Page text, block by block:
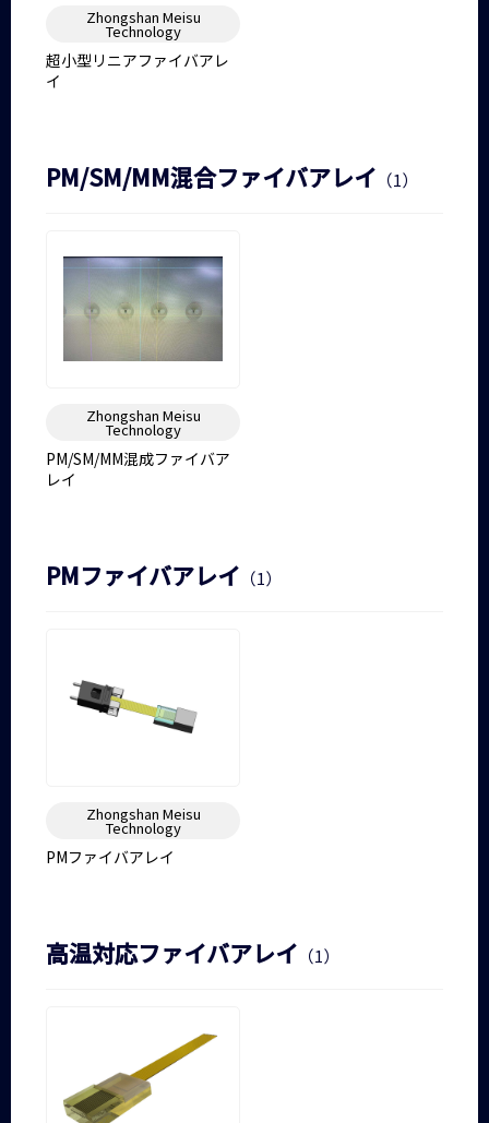
Zhongshan Meisu
Technology
超小型リニアファイバアレ
イ
PM/SM/MM混合ファイバアレイ （1）
Zhongshan Meisu
Technology
PM/SM/MM混成ファイバア
レイ
PMファイバアレイ （1）
Zhongshan Meisu
Technology
PMファイバアレイ
高温対応ファイバアレイ （1）